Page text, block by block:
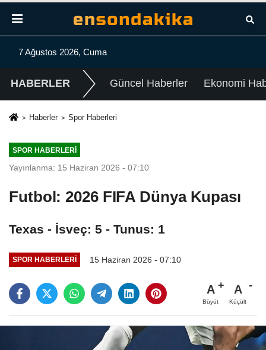
7 Ağustos 2026, Cuma
HABERLER Güncel Haberler Ekonomi
Haberler Spor Haberleri
SPOR HABERLERI
Yayınlanma: 15 Haziran 2026 - 07:10
Futbol: 2026 FIFA Dünya Kupası
Texas - İsveç: 5 - Tunus: 1
SPOR HABERLERI 15 Haziran 2026 - 07:10
A
Büyüt
A
Küçült